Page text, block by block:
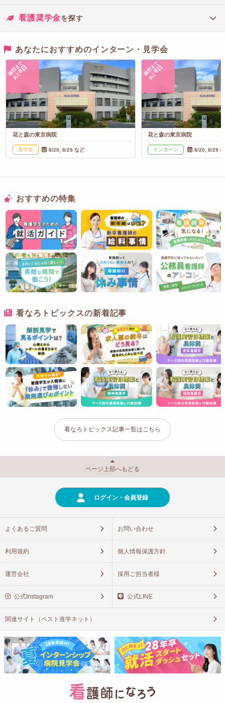
看護奨学金を探す
あなたにおすすめのインターン・見学会
締切まで
あと
8日
花と森の東京病院
見学会 8/20, 8/29 など
締切まで
あと
8日
花と森の東京病院
インターン 8/20, 8/29
おすすめの特集
看なろトピックスの新着記事
看なろトピックス記事一覧はこちら
ページ上部へもどる
ログイン・会員登録
よくあるご質問 お問い合わせ
利用規約 個人情報保護方針
運営会社 採用ご担当者様
公式Instagram 公式LINE
関連サイト（ベスト進学ネット）